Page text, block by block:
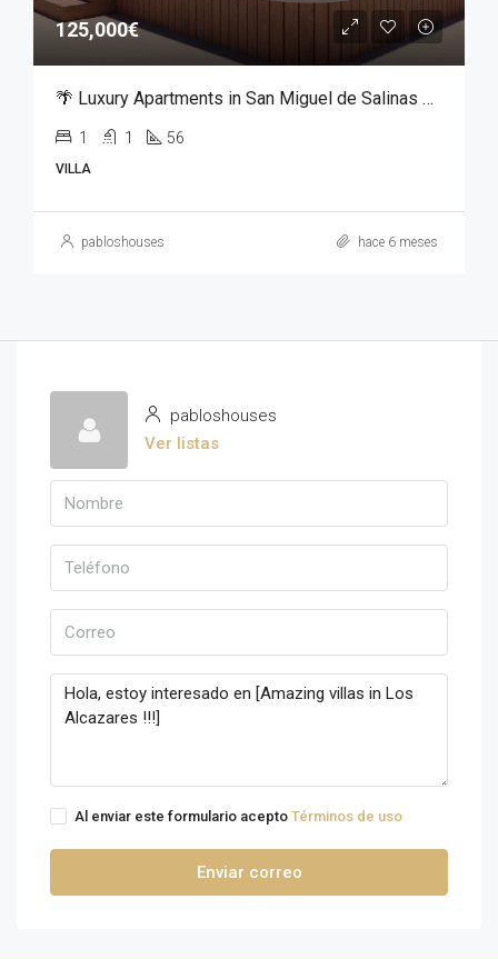
125,000€
🌴 Luxury Apartments in San Miguel de Salinas – From €125,000
1 1 56
VILLA
pabloshouses hace 6 meses
pabloshouses
Ver listas
Al enviar este formulario acepto Términos de uso
Enviar correo